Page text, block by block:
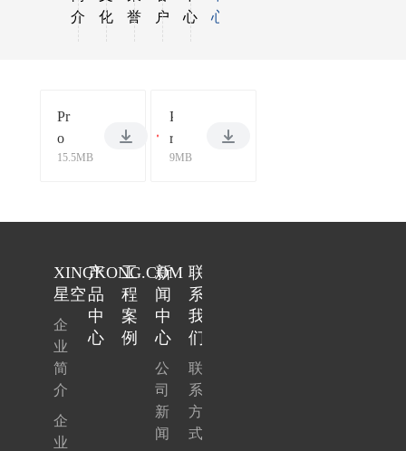
介
化
誉
户
心
心
Pr
o
d
M
ua
l.
df
15.5MB
P
r
o
c
M
a
9MB
XINGKONG.COM
星空
企
业
简
介
企
业
产
品
中
心
工
程
案
例
新
闻
中
心
公
司
新
闻
联
系
我
们
联
系
方
式